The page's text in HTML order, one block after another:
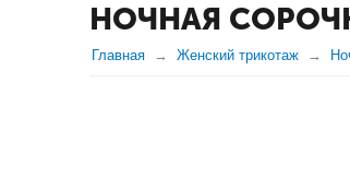
НОЧНАЯ
Главная Женский трикотаж